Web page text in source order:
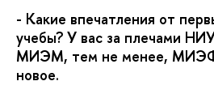
- Какие впечатления от
учебы? У вас за плечами
МИЭМ, тем не менее, МИЭФ
новое.